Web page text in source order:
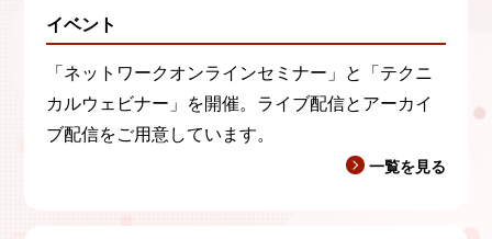
イベント
「ネットワークオンラインセミナー」と「テクニ
カルウェビナー」を開催。ライブ配信とアーカイ
ブ配信をご用意しています。
一覧を見る